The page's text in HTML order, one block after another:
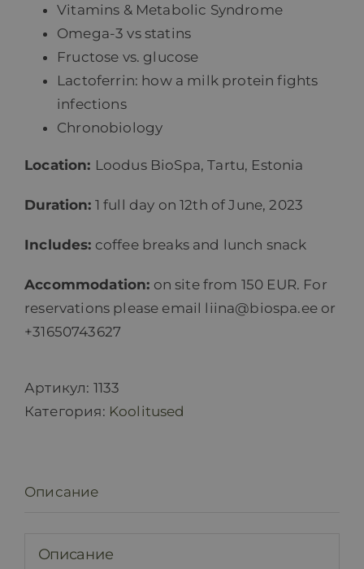
Vitamins & Metabolic Syndrome
Omega-3 vs statins
Fructose vs. glucose
Lactoferrin: how a milk protein fights
infections
Chronobiology
Location: Loodus BioSpa, Tartu, Estonia
Duration: 1 full day on 12th of June, 2023
Includes: coffee breaks and lunch snack
Accommodation: on site from 150 EUR. For
reservations please email liina@biospa.ee or
+31650743627
Артикул: 1133
Категория: Koolitused
Описание
Описание